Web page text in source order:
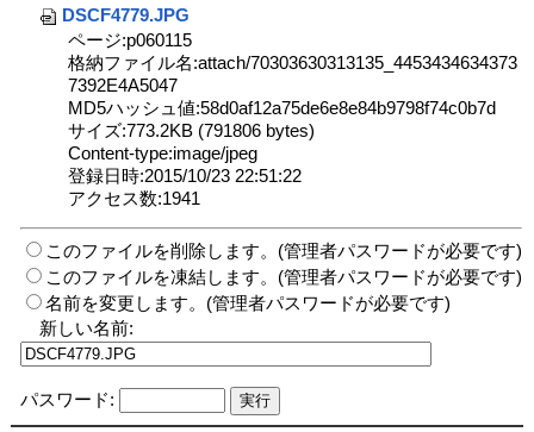
DSCF4779.JPG
ページ:p060115
格納ファイル名:attach/70303630313135_4453434634373
7392E4A5047
MD5ハッシュ値:58d0af12a75de6e8e84b9798f74c0b7d
サイズ:773.2KB (791806 bytes)
Content-type:image/jpeg
登録日時:2015/10/23 22:51:22
アクセス数:1941
このファイルを削除します。(管理者パスワードが必要です)
このファイルを凍結します。(管理者パスワードが必要です)
名前を変更します。(管理者パスワードが必要です)
新しい名前:
パスワード: